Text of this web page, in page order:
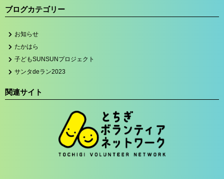
ブログカテゴリー
お知らせ
たかはら
子どもSUNSUNプロジェクト
サンタdeラン2023
関連サイト